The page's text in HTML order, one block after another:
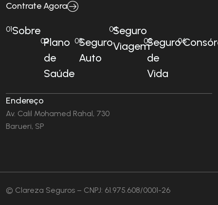
Contrate Agora
01Sobre
02Plano
de
Saúde
03Seguro
Auto
04Seguro
Viagem
05Seguro
de
Vida
06
Endereço
Av. Calil Mohamed Rahal, 730
Barueri, SP
© Clareza Seguros – CNPJ: 61.975.608/0001-26